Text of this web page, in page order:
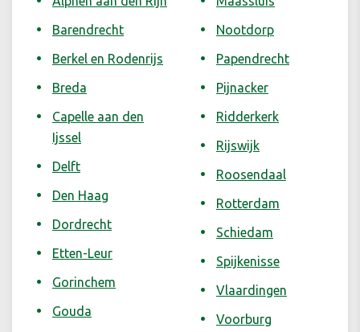
Barendrecht
Berkel en Rodenrijs
Breda
Capelle aan den
Ijssel
Delft
Den Haag
Dordrecht
Etten-Leur
Gorinchem
Gouda
Nootdorp
Papendrecht
Pijnacker
Ridderkerk
Rijswijk
Roosendaal
Rotterdam
Schiedam
Spijkenisse
Vlaardingen
Voorburg